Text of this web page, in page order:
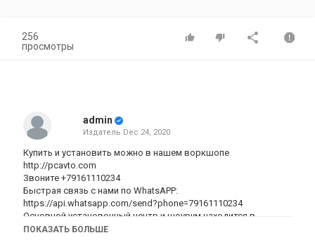
256
просмотры
admin
Издатель Dec 24, 2020
Купить и установить можно в нашем воркшопе
http://pcavto.com
Звоните +79161110234
Быстрая связь с нами по WhatsAPP:
https://api.whatsapp.com/send?phone=79161110234
Основной установочный центр и шоурум находится в
Москве. Подробнее на нашем сайте
ПОКАЗАТЬ БОЛЬШЕ